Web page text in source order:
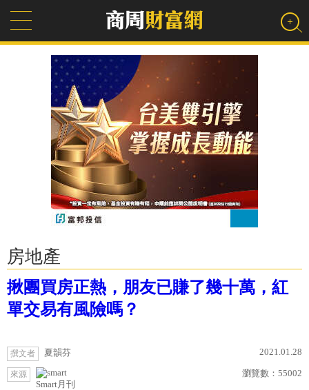
房地產
揪團買房正熱，朋友已賺了幾十萬，紅
單交易有風險嗎？
撰文者 夏韻芬 2021.01.28
來源
Smart月刊
瀏覽數： 55002